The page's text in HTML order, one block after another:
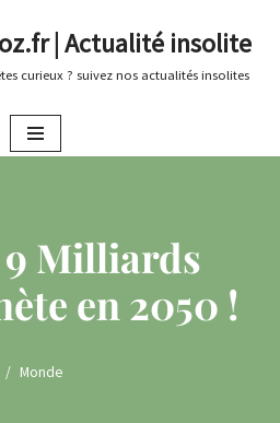
| Actualité insolite
curieux ? suivez nos actualités insolites
9 Milliards
en 2050 !
Monde